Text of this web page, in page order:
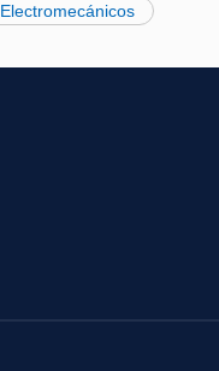
Electromecánicos